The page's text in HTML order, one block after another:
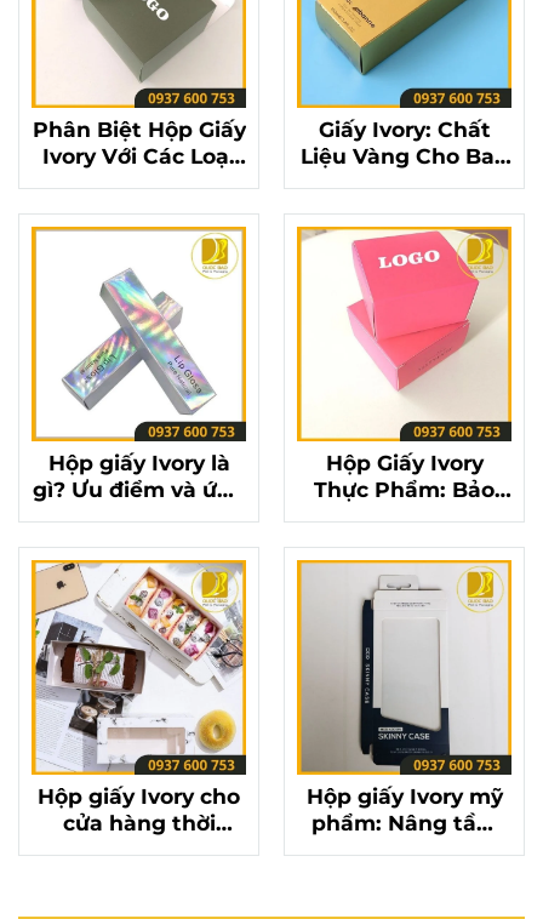
Phân Biệt Hộp Giấy
Ivory Với Các Loại
Giấy Khác: Bạn Đã
Chọn Đúng Chưa?
Giấy Ivory: Chất
Liệu Vàng Cho Bao
Bì Sản Phẩm Cao
Cấp
Hộp giấy Ivory là
gì? Ưu điểm và ứng
dụng của hộp giấy
Ivory trong bao bì
Hộp Giấy Ivory
Thực Phẩm: Bảo
Quản Sản Phẩm
An Toàn Với Hộp
Giấy Ivory
Hộp giấy Ivory cho
cửa hàng thời
trang: Tạo ấn
Hộp giấy Ivory mỹ
phẩm: Nâng tầm
sản phẩm với hộp